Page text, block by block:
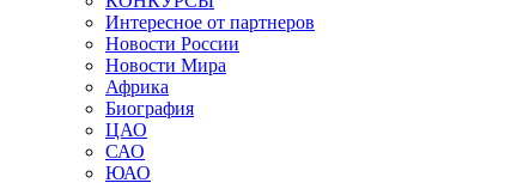
Интересное от партнеров
Новости России
Новости Мира
Африка
Биография
ЦАО
САО
ЮАО